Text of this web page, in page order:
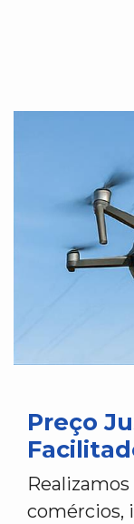
Preço
comércios,